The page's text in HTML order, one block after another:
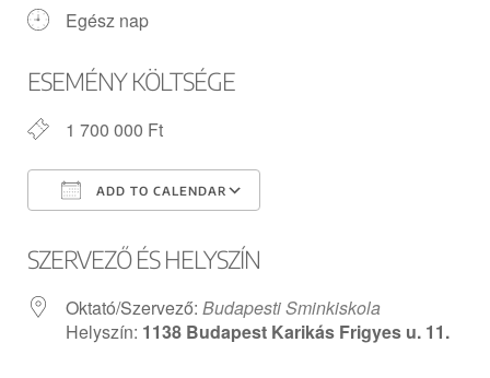
Egész nap
ESEMÉNY KÖLTSÉGE
1 700 000 Ft
ADD TO CALENDAR
SZERVEZŐ ÉS HELYSZÍN
Oktató/Szervező: Budapesti Sminkiskola
Helyszín: 1138 Budapest Karikás Frigyes u. 11.